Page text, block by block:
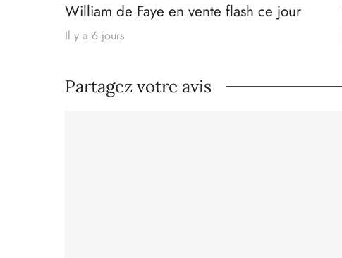
William de Faye en vente flash ce jour
Il y a 6 jours
Partagez votre avis